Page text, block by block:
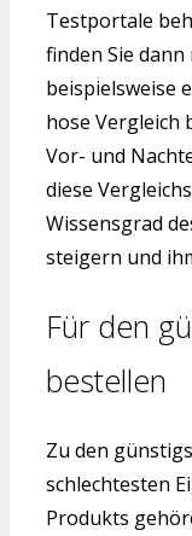
Testportale
finden Sie
beispielsweise
hose Vergleich
Vor- und
diese
Wissensgrad
steigern und
Für den
bestellen
Zu den
schlechtesten
Produkts